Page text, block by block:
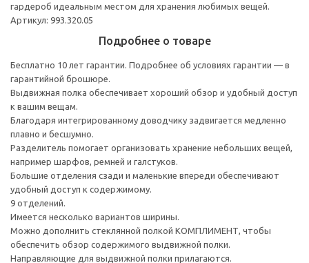
гардероб идеальным местом для хранения любимых вещей.
Артикул: 993.320.05
Подробнее о товаре
Бесплатно 10 лет гарантии. Подробнее об условиях гарантии — в
гарантийной брошюре.
Выдвижная полка обеспечивает хороший обзор и удобный доступ
к вашим вещам.
Благодаря интегрированному доводчику задвигается медленно
плавно и бесшумно.
Разделитель помогает организовать хранение небольших вещей,
например шарфов, ремней и галстуков.
Большие отделения сзади и маленькие впереди обеспечивают
удобный доступ к содержимому.
9 отделений.
Имеется несколько вариантов ширины.
Можно дополнить стеклянной полкой КОМПЛИМЕНТ, чтобы
обеспечить обзор содержимого выдвижной полки.
Направляющие для выдвижной полки прилагаются.